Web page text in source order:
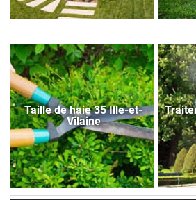
Taille de haie 35 Ille-et-
Vilaine